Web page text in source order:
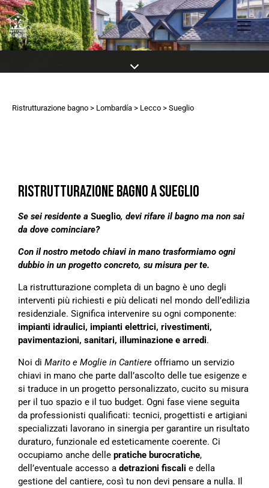
Ristrutturazione bagno > Lombardía > Lecco > Sueglio
RISTRUTTURAZIONE BAGNO A SUEGLIO
Se sei residente a Sueglio, devi rifare il bagno ma non sai
da dove cominciare?
Con il nostro metodo chiavi in mano trasformiamo ogni
dubbio in un progetto concreto, su misura per te.
La ristrutturazione completa di un bagno è uno degli
interventi più richiesti e più delicati nel mondo dell’edilizia
residenziale. Significa intervenire su ogni componente:
impianti idraulici, impianti elettrici, rivestimenti,
pavimentazioni, sanitari, illuminazione e arredi.
Noi di Marito e Moglie in Cantiere offriamo un servizio
chiavi in mano che parte dall’ascolto delle tue esigenze e
si traduce in un progetto personalizzato, cucito su misura
per il tuo spazio e il tuo budget. Ogni fase viene seguita
da professionisti qualificati: tecnici, progettisti e artigiani
specializzati lavorano in sinergia per garantire un risultato
duraturo, funzionale ed esteticamente coerente. Ci
occupiamo anche delle pratiche burocratiche,
dell’eventuale accesso a detrazioni fiscali e della
gestione del cantiere, così tu non devi pensare a nulla. Il